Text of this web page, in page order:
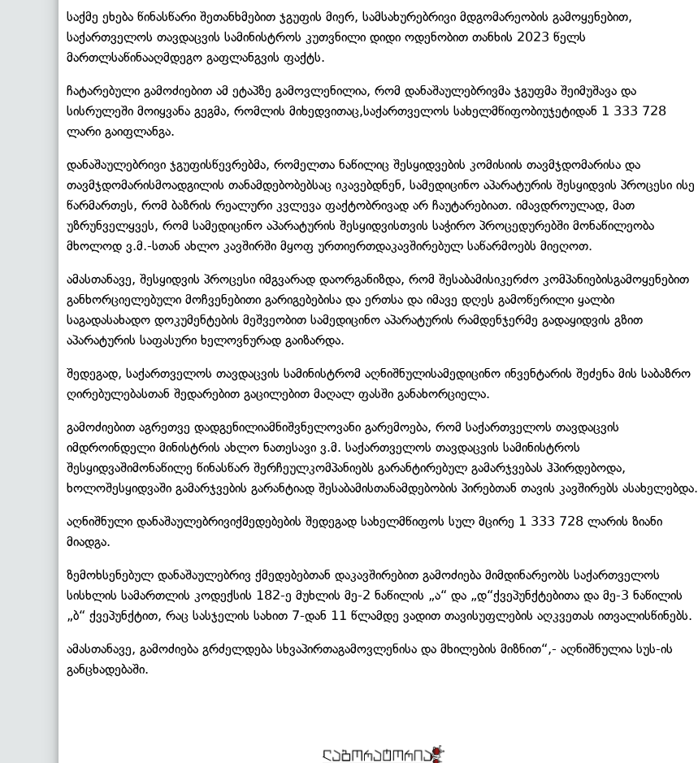
საქმე ეხება წინასწარი შეთანხმებით ჯგუფის მიერ, სამსახურებრივი მდგომარეობის გამოყენებით,
საქართველოს თავდაცვის სამინისტროს კუთვნილი დიდი ოდენობით თანხის 2023 წელს
მართლსაწინააღმდეგო გაფლანგვის ფაქტს.
ჩატარებული გამოძიებით ამ ეტაპზე გამოვლენილია, რომ დანაშაულებრივმა ჯგუფმა შეიმუშავა და
სისრულეში მოიყვანა გეგმა, რომლის მიხედვითაც,საქართველოს სახელმწიფობიუჯეტიდან 1 333 728
ლარი გაიფლანგა.
დანაშაულებრივი ჯგუფისწევრებმა, რომელთა ნაწილიც შესყიდვების კომისიის თავმჯდომარისა და
თავმჯდომარისმოადგილის თანამდებობებსაც იკავებდნენ, სამედიცინო აპარატურის შესყიდვის პროცესი ისე
წარმართეს, რომ ბაზრის რეალური კვლევა ფაქტობრივად არ ჩაუტარებიათ. იმავდროულად, მათ
უზრუნველყვეს, რომ სამედიცინო აპარატურის შესყიდვისთვის საჭირო პროცედურებში მონაწილეობა
მხოლოდ ვ.მ.-სთან ახლო კავშირში მყოფ ურთიერთდაკავშირებულ საწარმოებს მიეღოთ.
ამასთანავე, შესყიდვის პროცესი იმგვარად დაორგანიზდა, რომ შესაბამისიკერძო კომპანიებისგამოყენებით
განხორციელებული მოჩვენებითი გარიგებებისა და ერთსა და იმავე დღეს გამოწერილი ყალბი
საგადასახადო დოკუმენტების მეშვეობით სამედიცინო აპარატურის რამდენჯერმე გადაყიდვის გზით
აპარატურის საფასური ხელოვნურად გაიზარდა.
შედეგად, საქართველოს თავდაცვის სამინისტრომ აღნიშნულისამედიცინო ინვენტარის შეძენა მის საბაზრო
ღირებულებასთან შედარებით გაცილებით მაღალ ფასში განახორციელა.
გამოძიებით აგრეთვე დადგენილიამნიშვნელოვანი გარემოება, რომ საქართველოს თავდაცვის
იმდროინდელი მინისტრის ახლო ნათესავი ვ.მ. საქართველოს თავდაცვის სამინისტროს
შესყიდვაშიმონაწილე წინასწარ შერჩეულკომპანიებს გარანტირებულ გამარჯვებას ჰპირდებოდა,
ხოლოშესყიდვაში გამარჯვების გარანტიად შესაბამისთანამდებობის პირებთან თავის კავშირებს ასახელებდა.
აღნიშნული დანაშაულებრივიქმედებების შედეგად სახელმწიფოს სულ მცირე 1 333 728 ლარის ზიანი
მიადგა.
ზემოხსენებულ დანაშაულებრივ ქმედებებთან დაკავშირებით გამოძიება მიმდინარეობს საქართველოს
სისხლის სამართლის კოდექსის 182-ე მუხლის მე-2 ნაწილის „ა“ და „დ“ქვეპუნქტებითა და მე-3 ნაწილის
„ბ“ ქვეპუნქტით, რაც სასჯელის სახით 7-დან 11 წლამდე ვადით თავისუფლების აღკვეთას ითვალისწინებს.
ამასთანავე, გამოძიება გრძელდება სხვაპირთაგამოვლენისა და მხილების მიზნით“,- აღნიშნულია სუს-ის
განცხადებაში.